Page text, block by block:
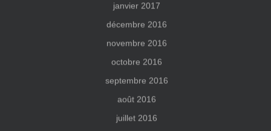
janvier 2017
décembre 2016
novembre 2016
octobre 2016
septembre 2016
août 2016
juillet 2016